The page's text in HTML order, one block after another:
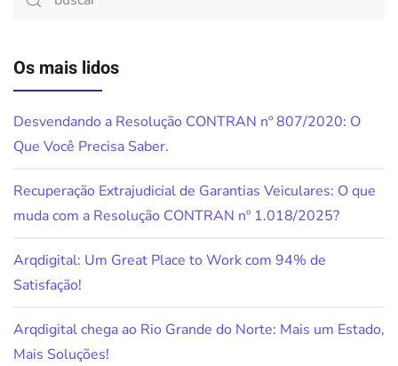
Os mais lidos
Desvendando a Resolução CONTRAN nº 807/2020: O
Que Você Precisa Saber.
Recuperação Extrajudicial de Garantias Veiculares: O que
muda com a Resolução CONTRAN nº 1.018/2025?
Arqdigital: Um Great Place to Work com 94% de
Satisfação!
Arqdigital chega ao Rio Grande do Norte: Mais um Estado,
Mais Soluções!